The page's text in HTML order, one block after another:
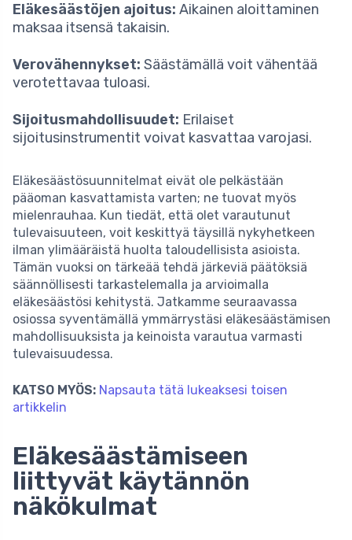
Eläkesäästöjen ajoitus: Aikainen aloittaminen
maksaa itsensä takaisin.
Verovähennykset: Säästämällä voit vähentää
verotettavaa tuloasi.
Sijoitusmahdollisuudet: Erilaiset
sijoitusinstrumentit voivat kasvattaa varojasi.
Eläkesäästösuunnitelmat eivät ole pelkästään
pääoman kasvattamista varten; ne tuovat myös
mielenrauhaa. Kun tiedät, että olet varautunut
tulevaisuuteen, voit keskittyä täysillä nykyhetkeen
ilman ylimääräistä huolta taloudellisista asioista.
Tämän vuoksi on tärkeää tehdä järkeviä päätöksiä
säännöllisesti tarkastelemalla ja arvioimalla
eläkesäästösi kehitystä. Jatkamme seuraavassa
osiossa syventämällä ymmärrystäsi eläkesäästämisen
mahdollisuuksista ja keinoista varautua varmasti
tulevaisuudessa.
KATSO MYÖS: Napsauta tätä lukeaksesi toisen
artikkelin
Eläkesäästämiseen
liittyvät käytännön
näkökulmat